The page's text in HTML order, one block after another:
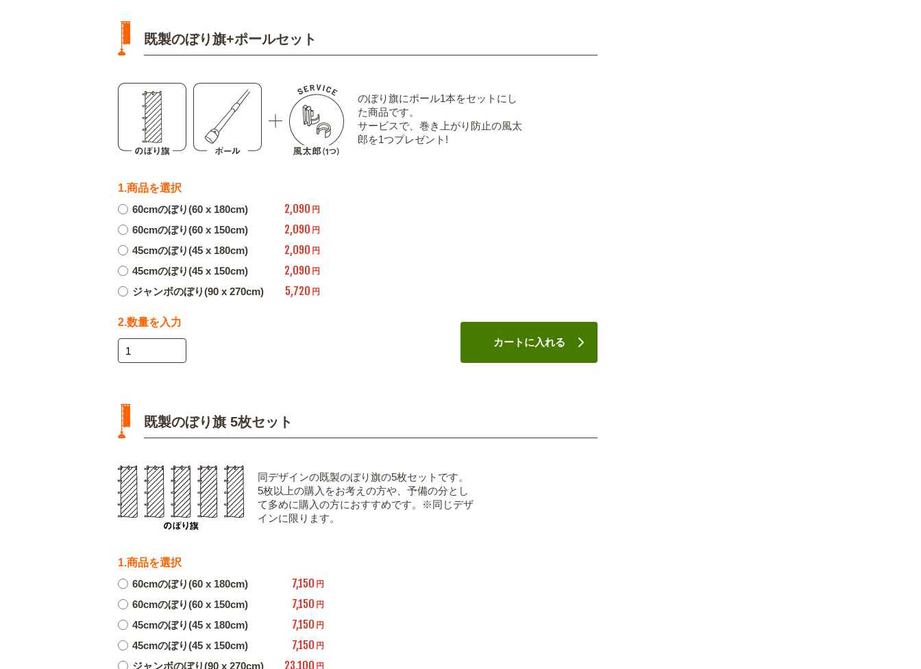
既製のぼり旗+ポールセット
のぼり旗にポール1本をセットにし
た商品です。
サービスで、巻き上がり防止の風太
郎を1つプレゼント!
1.商品を選択
60cmのぼり(60 x 180cm)
2,090 円
60cmのぼり(60 x 150cm) 2,090 円
45cmのぼり(45 x 180cm) 2,090 円
45cmのぼり(45 x 150cm) 2,090 円
ジャンボのぼり(90 x 270cm) 5,720 円
2.数量を入力
カートに入れる
既製のぼり旗 5枚セット
同デザインの既製のぼり旗の5枚セットです。
5枚以上の購入をお考えの方や、予備の分とし
て多めに購入の方におすすめです。※同じデザ
インに限ります。
1.商品を選択
60cmのぼり(60 x 180cm)
7,150 円
60cmのぼり(60 x 150cm) 7,150 円
45cmのぼり(45 x 180cm) 7,150 円
45cmのぼり(45 x 150cm) 7,150 円
ジャンボのぼり(90 x 270cm) 23,100 円